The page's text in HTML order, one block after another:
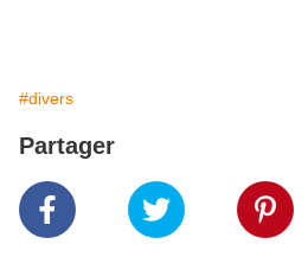
#divers
Partager